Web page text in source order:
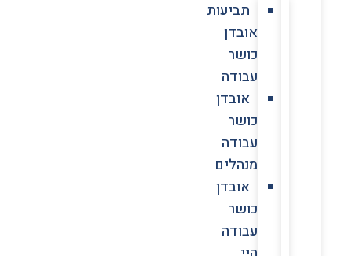
תביעות
אובדן
כושר
עבודה
אובדן
כושר
עבודה
מנהלים
אובדן
כושר
עבודה
היי